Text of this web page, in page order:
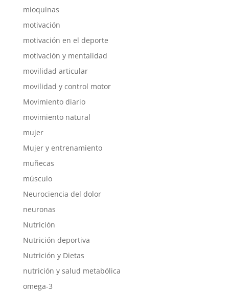
mioquinas
motivación
motivación en el deporte
motivación y mentalidad
movilidad articular
movilidad y control motor
Movimiento diario
movimiento natural
mujer
Mujer y entrenamiento
muñecas
músculo
Neurociencia del dolor
neuronas
Nutrición
Nutrición deportiva
Nutrición y Dietas
nutrición y salud metabólica
omega-3